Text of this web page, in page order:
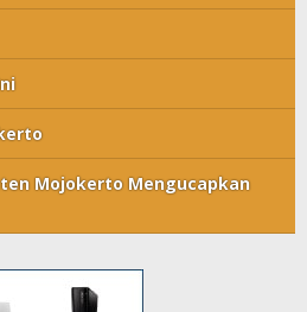
Mojokerto Mengucapkan